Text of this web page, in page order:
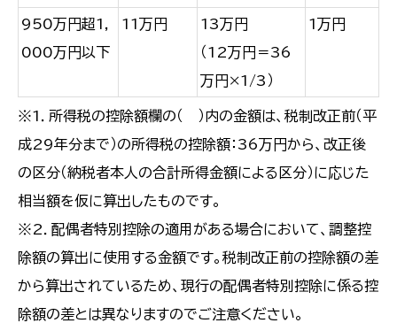
950万円超1,
000万円以下
11万円
13万円
（12万円＝36
万円×1/3）
1万円
※1．所得税の控除額欄の（ ）内の金額は、税制改正前（平
成29年分まで）の所得税の控除額：36万円から、改正後
の区分（納税者本人の合計所得金額による区分）に応じた
相当額を仮に算出したものです。
※2．配偶者特別控除の適用がある場合において、調整控
除額の算出に使用する金額です。税制改正前の控除額の差
から算出されているため、現行の配偶者特別控除に係る控
除額の差とは異なりますのでご注意ください。